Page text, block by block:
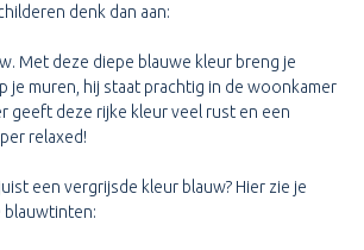
denk dan aan:
Met deze diepe blauwe kleur breng je
je muren, hij staat prachtig in de woonkamer
geeft deze rijke kleur veel rust en een
relaxed!
een vergrijsde kleur blauw? Hier zie je
blauwtinten: